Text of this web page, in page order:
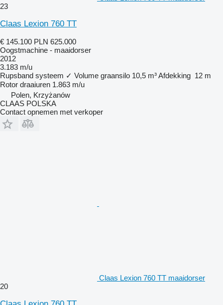
23
Claas Lexion 760 TT
€ 145.100 PLN 625.000
Oogstmachine - maaidorser
2012
3.183 m/u
Rupsband systeem ✓ Volume graansilo 10,5 m³Afdekking 12 m
Rotor draaiuren 1.863 m/u
Polen, Krzyżanów
CLAAS POLSKA
Contact opnemen met verkoper
Claas Lexion 760 TT maaidorser
20